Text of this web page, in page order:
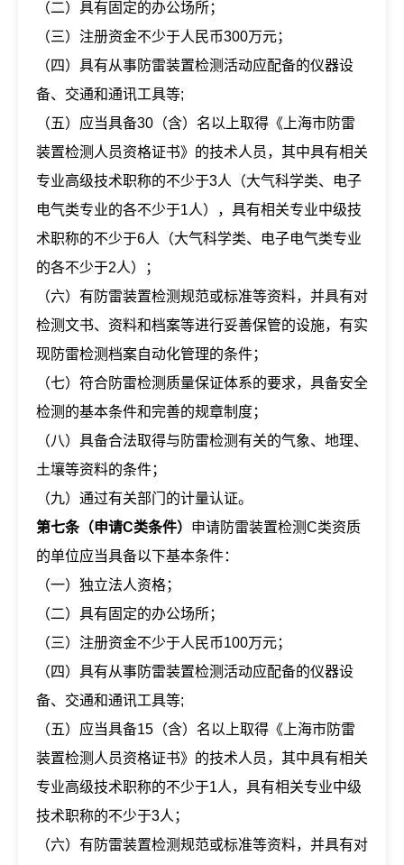
（二）具有固定的办公场所；
（三）注册资金不少于人民币300万元；
（四）具有从事防雷装置检测活动应配备的仪器设
备、交通和通讯工具等;
（五）应当具备30（含）名以上取得《上海市防雷
装置检测人员资格证书》的技术人员，其中具有相关
专业高级技术职称的不少于3人（大气科学类、电子
电气类专业的各不少于1人），具有相关专业中级技
术职称的不少于6人（大气科学类、电子电气类专业
的各不少于2人）；
（六）有防雷装置检测规范或标准等资料，并具有对
检测文书、资料和档案等进行妥善保管的设施，有实
现防雷检测档案自动化管理的条件；
（七）符合防雷检测质量保证体系的要求，具备安全
检测的基本条件和完善的规章制度；
（八）具备合法取得与防雷检测有关的气象、地理、
土壤等资料的条件；
（九）通过有关部门的计量认证。
第七条（申请C类条件） 申请防雷装置检测C类资质
的单位应当具备以下基本条件：
（一）独立法人资格；
（二）具有固定的办公场所；
（三）注册资金不少于人民币100万元；
（四）具有从事防雷装置检测活动应配备的仪器设
备、交通和通讯工具等;
（五）应当具备15（含）名以上取得《上海市防雷
装置检测人员资格证书》的技术人员，其中具有相关
专业高级技术职称的不少于1人，具有相关专业中级
技术职称的不少于3人；
（六）有防雷装置检测规范或标准等资料，并具有对